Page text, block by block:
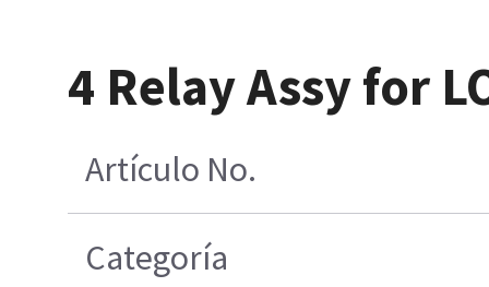
4 Relay Assy for
Artículo No.
Categoría